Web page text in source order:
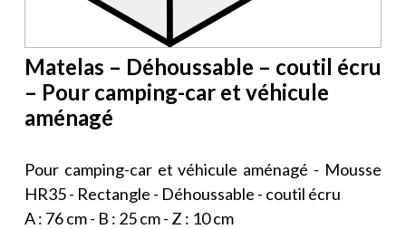
Matelas – Déhoussable – coutil écru
– Pour camping-car et véhicule
aménagé
Pour camping-car et véhicule aménagé - Mousse
HR35 - Rectangle - Déhoussable - coutil écru
A : 76 cm - B : 25 cm - Z : 10 cm